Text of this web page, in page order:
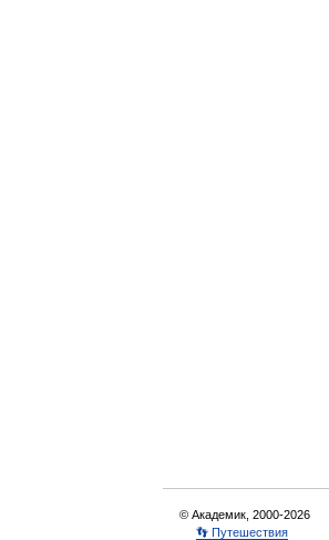
© Академик, 2000-2026
👣 Путешествия